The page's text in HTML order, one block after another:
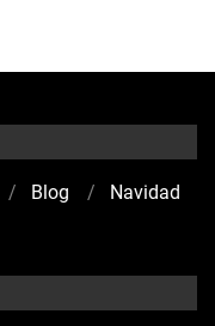
Blog
Navidad